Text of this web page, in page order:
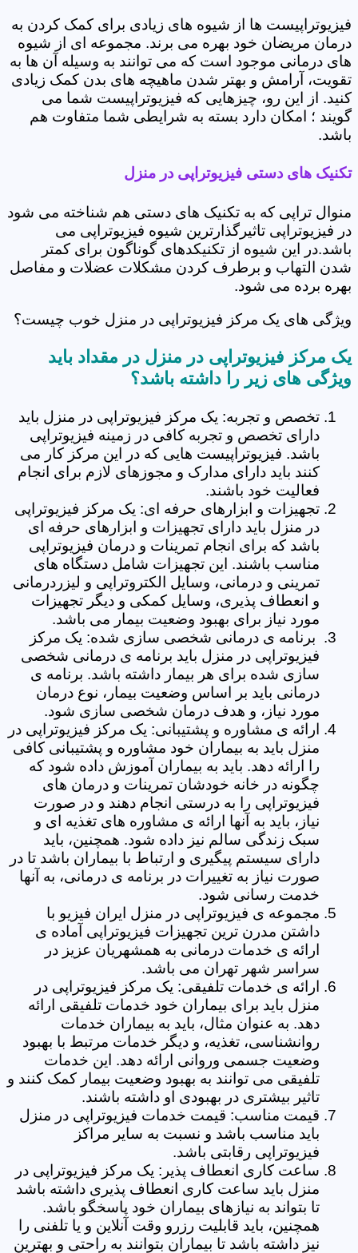
فیزیوتراپیست ها از شیوه های زیادی برای کمک کردن به
درمان مریضان خود بهره می برند. مجموعه ای از شیوه
های درمانی موجود است که می توانند به وسیله آن ها به
تقویت، آرامش و بهتر شدن ماهیچه های بدن کمک زیادی
کنید. از این رو، چیزهایی که فیزیوتراپیست شما می
گویند ؛ امکان دارد بسته به شرایطی شما متفاوت هم
باشد.
تکنیک های دستی فیزیوتراپی در منزل
منوال تراپی که به تکنیک های دستی هم شناخته می شود
در فیزیوتراپی تاثیرگذارترین شیوه فیزیوتراپی می
باشد.در این شیوه از تکنیکدهای گوناگون برای کمتر
شدن التهاب و برطرف کردن مشکلات عضلات و مفاصل
بهره برده می شود.
ویژگی های یک مرکز فیزیوتراپی در منزل خوب چیست؟
یک مرکز فیزیوتراپی در منزل در مقداد باید
ویژگی های زیر را داشته باشد؟
تخصص و تجربه: یک مرکز فیزیوتراپی در منزل باید
دارای تخصص و تجربه کافی در زمینه فیزیوتراپی
باشد. فیزیوتراپیست هایی که در این مرکز کار می
کنند باید دارای مدارک و مجوزهای لازم برای انجام
فعالیت خود باشند.
تجهیزات و ابزارهای حرفه ای: یک مرکز فیزیوتراپی
در منزل باید دارای تجهیزات و ابزارهای حرفه ای
باشد که برای انجام تمرینات و درمان فیزیوتراپی
مناسب باشند. این تجهیزات شامل دستگاه های
تمرینی و درمانی، وسایل الکتروتراپی و لیزردرمانی
و انعطاف پذیری، وسایل کمکی و دیگر تجهیزات
مورد نیاز برای بهبود وضعیت بیمار می باشد.
برنامه ی درمانی شخصی سازی شده: یک مرکز
فیزیوتراپی در منزل باید برنامه ی درمانی شخصی
سازی شده برای هر بیمار داشته باشد. برنامه ی
درمانی باید بر اساس وضعیت بیمار، نوع درمان
مورد نیاز، و هدف درمان شخصی سازی شود.
ارائه ی مشاوره و پشتیبانی: یک مرکز فیزیوتراپی در
منزل باید به بیماران خود مشاوره و پشتیبانی کافی
را ارائه دهد. باید به بیماران آموزش داده شود که
چگونه در خانه خودشان تمرینات و درمان های
فیزیوتراپی را به درستی انجام دهند و در صورت
نیاز، باید به آنها ارائه ی مشاوره های تغذیه ای و
سبک زندگی سالم نیز داده شود. همچنین، باید
دارای سیستم پیگیری و ارتباط با بیماران باشد تا در
صورت نیاز به تغییرات در برنامه ی درمانی، به آنها
خدمت رسانی شود.
مجموعه ی فیزیوتراپی در منزل ایران فیزیو با
داشتن مدرن ترین تجهیزات فیزیوتراپی آماده ی
ارائه ی خدمات درمانی به همشهریان عزیز در
سراسر شهر تهران می باشد.
ارائه ی خدمات تلفیقی: یک مرکز فیزیوتراپی در
منزل باید برای بیماران خود خدمات تلفیقی ارائه
دهد. به عنوان مثال، باید به بیماران خدمات
روانشناسی، تغذیه، و دیگر خدمات مرتبط با بهبود
وضعیت جسمی وروانی ارائه دهد. این خدمات
تلفیقی می توانند به بهبود وضعیت بیمار کمک کنند و
تاثیر بیشتری در بهبودی او داشته باشند.
قیمت مناسب: قیمت خدمات فیزیوتراپی در منزل
باید مناسب باشد و نسبت به سایر مراکز
فیزیوتراپی رقابتی باشد.
ساعت کاری انعطاف پذیر: یک مرکز فیزیوتراپی در
منزل باید ساعت کاری انعطاف پذیری داشته باشد
تا بتواند به نیازهای بیماران خود پاسخگو باشد.
همچنین، باید قابلیت رزرو وقت آنلاین و یا تلفنی را
نیز داشته باشد تا بیماران بتوانند به راحتی و بهترین